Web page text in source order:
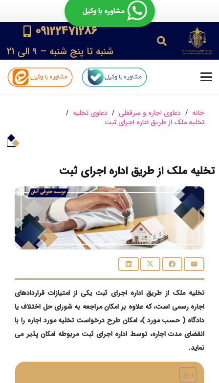
مشاوره با وکیل
09122471286
شنبه تا پنج شنبه – 9 الی 21
خانه / دعاوی اجاره و سرقفلی / دعاوی تخلیه /
تخلیه ملک از طریق اداره اجرای ثبت
تخلیه ملک از طریق اداره اجرای ثبت
تخلیه ملک از طریق اداره اجرای ثبت یکی از امتیازات قراردادهای
اجاره رسمی است، که علاوه بر امکان مراجعه به شورای حل اختلاف یا
دادگاه ( حسب مورد )، امکان طرح درخواست تخلیه مورد اجاره را با
انقضای مدت اجاره، توسط اداره اجرای ثبت مربوطه امکان پذیر می
نماید.